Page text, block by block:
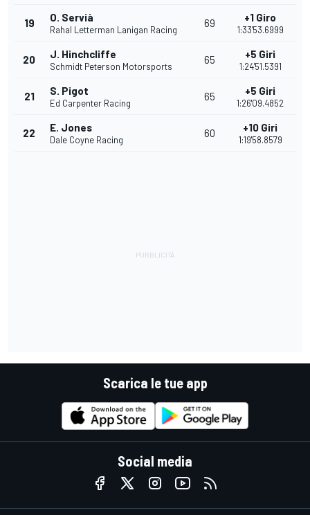
19 O. Servià
Rahal Letterman Lanigan Racing
69 +1 Giro
1:33'53.6999
20 J. Hinchcliffe
Schmidt Peterson Motorsports
65 +5 Giri
1:24'51.5391
21 S. Pigot
Ed Carpenter Racing
65 +5 Giri
1:26'09.4852
22 E. Jones
Dale Coyne Racing
60 +10 Giri
1:19'58.8579
Scarica le tue app
Social media